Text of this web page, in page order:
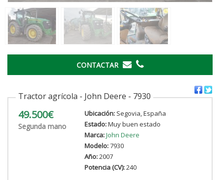
CONTACTAR
Tractor agrícola - John Deere - 7930
49.500€
Segunda mano
Ubicación:Segovia, España
Estado:Muy buen estado
Marca:John Deere
Modelo:7930
Año:2007
Potencia (CV):240